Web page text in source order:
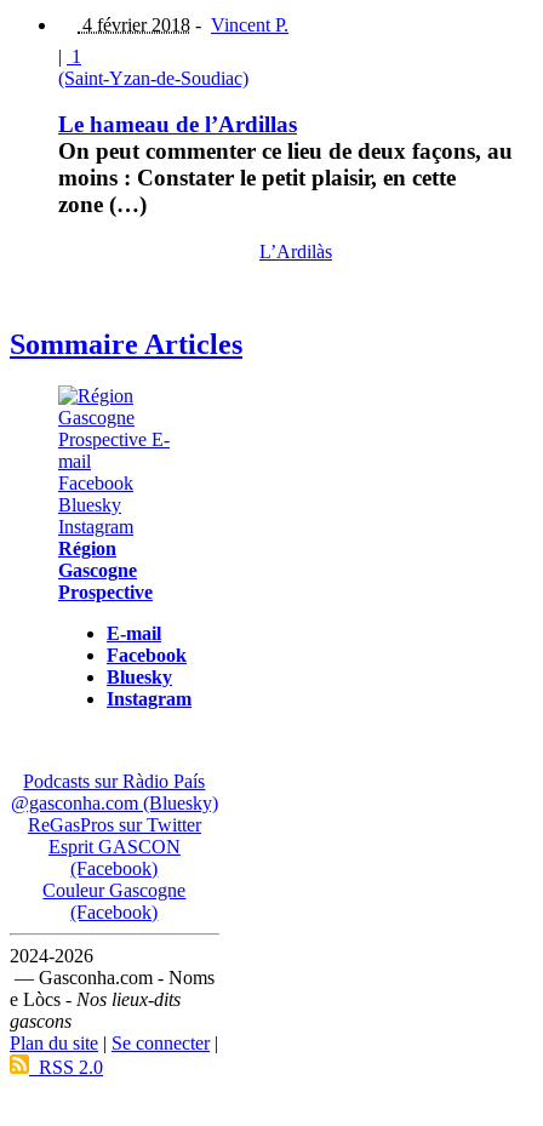
4 février 2018 - Vincent P.
| 1
(Saint-Yzan-de-Soudiac)
Le hameau de l’Ardillas
On peut commenter ce lieu de deux façons, au
moins : Constater le petit plaisir, en cette
zone (…)
L’Ardilàs
Sommaire Articles
Région
Gascogne
Prospective
E-mail
Facebook
Bluesky
Instagram
Podcasts sur Ràdio País
@gasconha.com (Bluesky)
ReGasPros sur Twitter
Esprit GASCON
(Facebook)
Couleur Gascogne
(Facebook)
2024-2026
— Gasconha.com - Noms
e Lòcs - Nos lieux-dits
gascons
Plan du site | Se connecter|
RSS 2.0